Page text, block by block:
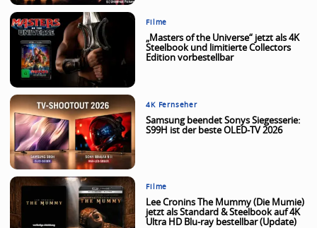
Filme
„Masters of the Universe“ jetzt als 4K
Steelbook und limitierte Collectors
Edition vorbestellbar
4K Fernseher
Samsung beendet Sonys Siegesserie:
S99H ist der beste OLED-TV 2026
Filme
Lee Cronins The Mummy (Die Mumie)
jetzt als Standard & Steelbook auf 4K
Ultra HD Blu-ray bestellbar (Update)